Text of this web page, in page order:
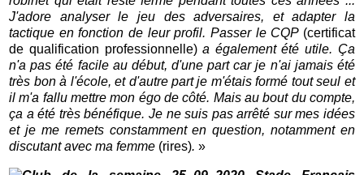
J'adore analyser le jeu des adversaires, et adapter la
tactique en fonction de leur profil. Passer le CQP (certificat
de qualification professionnelle)a également été utile. Ça
n'a pas été facile au début, d'une part car je n'ai jamais été
très bon à l'école, et d'autre part je m'étais formé tout seul et
il m'a fallu mettre mon égo de côté. Mais au bout du compte,
ça a été très bénéfique. Je ne suis pas arrêté sur mes idées
et je me remets constamment en question, notamment en
discutant avec ma femme (rires).»